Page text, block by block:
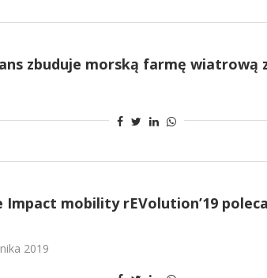
zbuduje morską farmę wiatrową
Impact mobility rEVolution’19
2019